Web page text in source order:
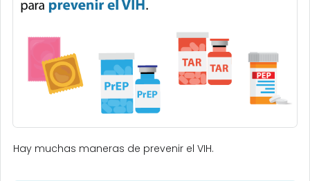
Hay muchas maneras de prevenir el VIH.